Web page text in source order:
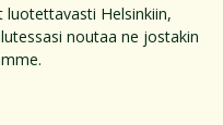
Helsinkiin,
noutaa ne jostakin